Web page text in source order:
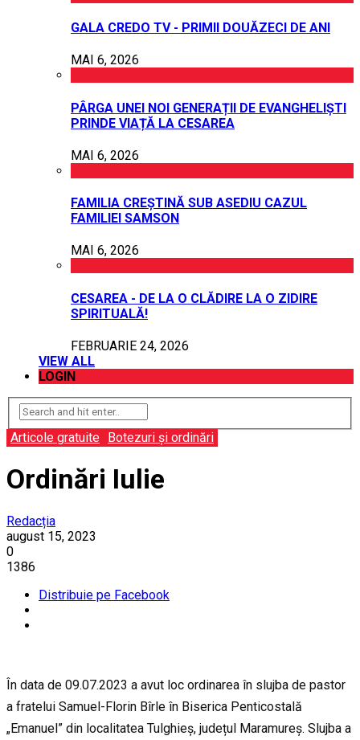
GALA CREDO TV - PRIMII DOUĂZECI DE ANI
MAI 6, 2026
PÂRGA UNEI NOI GENERAȚII DE EVANGHELIȘTI
PRINDE VIAȚĂ LA CESAREA
MAI 6, 2026
FAMILIA CREȘTINĂ SUB ASEDIU CAZUL
FAMILIEI SAMSON
MAI 6, 2026
CESAREA - DE LA O CLĂDIRE LA O ZIDIRE
SPIRITUALĂ!
FEBRUARIE 24, 2026
VIEW ALL
LOGIN
Articole gratuite Botezuri și ordinări
Ordinări Iulie
Redacția
august 15, 2023
0
1386
Distribuie pe Facebook
În data de 09.07.2023 a avut loc ordinarea în slujba de pastor
a fratelui Samuel-Florin Bîrle în Biserica Penticostală
„Emanuel” din localitatea Tulghieș, județul Maramureș. Slujba a